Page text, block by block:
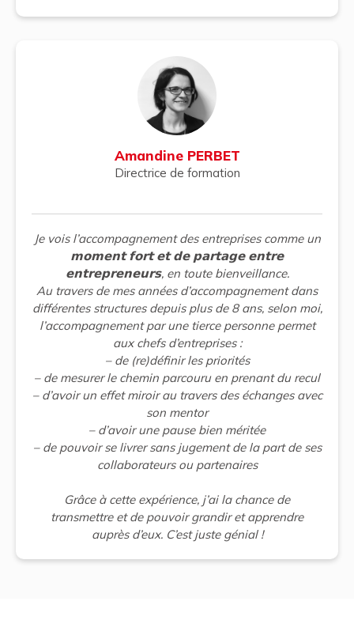
Amandine PERBET
Directrice de formation
Je vois l’accompagnement des entreprises comme un
𝗺𝗼𝗺𝗲𝗻𝘁 𝗳𝗼𝗿𝘁 𝗲𝘁 𝗱𝗲 𝗽𝗮𝗿𝘁𝗮𝗴𝗲 𝗲𝗻𝘁𝗿𝗲
𝗲𝗻𝘁𝗿𝗲𝗽𝗿𝗲𝗻𝗲𝘂𝗿𝘀, en toute bienveillance.
Au travers de mes années d’accompagnement dans
différentes structures depuis plus de 8 ans, selon moi,
l’accompagnement par une tierce personne permet
aux chefs d’entreprises :
– de (re)définir les priorités
– de mesurer le chemin parcouru en prenant du recul
– d’avoir un effet miroir au travers des échanges avec
son mentor
– d’avoir une pause bien méritée
– de pouvoir se livrer sans jugement de la part de ses
collaborateurs ou partenaires
Grâce à cette expérience, j’ai la chance de
transmettre et de pouvoir grandir et apprendre
auprès d’eux. C’est juste génial !